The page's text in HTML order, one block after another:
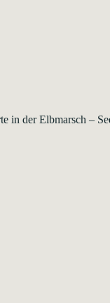
in der Elbmarsch –